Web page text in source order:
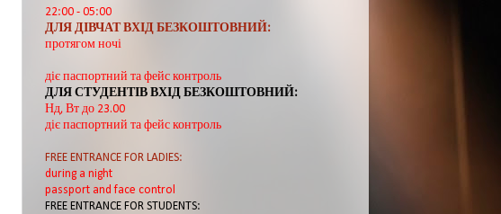
22:00 - 05:00
ДЛЯ ДІВЧАТ ВХІД БЕЗКОШТОВНИЙ:
протягом ночі
діє паспортний та фейс контроль
ДЛЯ СТУДЕНТІВ ВХІД БЕЗКОШТОВНИЙ:
Нд, Вт до 23.00
діє паспортний та фейс контроль
FREE ENTRANCE FOR LADIES:
during a night
passport and face control
FREE ENTRANCE FOR STUDENTS: